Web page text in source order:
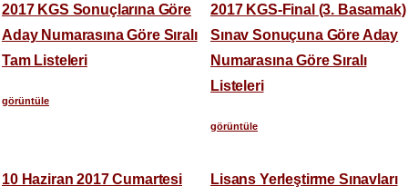
2017 KGS Sonuçlarına Göre
Aday Numarasına Göre Sıralı
Tam Listeleri
görüntüle
2017 KGS-Final (3. Basamak)
Sınav Sonuçuna Göre Aday
Numarasına Göre Sıralı
Listeleri
görüntüle
10 Haziran 2017 Cumartesi
Lisans Yerleştirme Sınavları